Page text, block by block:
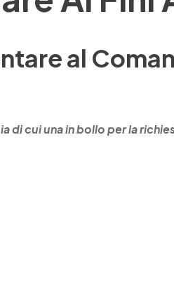
al
dicui una in bollo per la